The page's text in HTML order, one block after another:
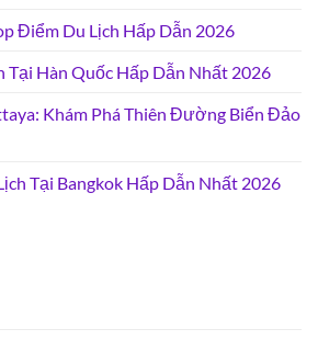
Điểm Du Lịch Hấp Dẫn 2026
Tại Hàn Quốc Hấp Dẫn Nhất 2026
Khám Phá Thiên Đường Biển Đảo
Tại Bangkok Hấp Dẫn Nhất 2026